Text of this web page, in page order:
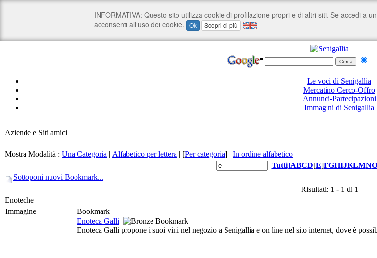
Le voci di Senigallia
Mercatino Cerco-Offro
Annunci-Partecipazioni
Immagini di Senigallia
Aziende e Siti amici
Mostra Modalità : Una Categoria | Alfabetico per lettera | [Per categoria] | In ordine alfabetico
Tutti]ABCD[E]FGHIJKLMNO
Sottoponi nuovi Bookmark...
Risultati: 1 - 1 di 1
Enoteche
Immagine
Bookmark
Enoteca Galli
Enoteca Galli propone i suoi vini nel negozio a Senigallia e on line nel sito internet, dove è